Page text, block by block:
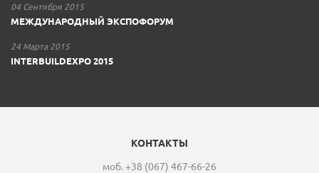
04 Сентября 2015
МЕЖДУНАРОДНЫЙ ЭКСПОФОРУМ
24 Марта 2015
INTERBUILDEXPO 2015
КОНТАКТЫ
моб. +38 (067) 467-66-26